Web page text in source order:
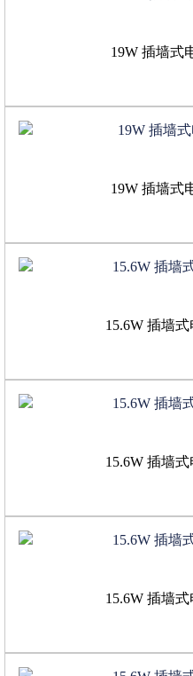
19W 插墙式
19W 插墙式
15.6W 插墙
15.6W 插墙
15.6W 插墙